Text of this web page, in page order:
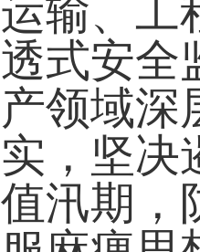
运输、工
透式安全
产领域深
实，坚决
值汛期，